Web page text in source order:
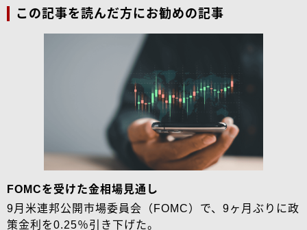
この記事を読んだ方にお勧めの記事
FOMCを受けた金相場見通し
9月米連邦公開市場委員会（FOMC）で、9ヶ月ぶりに政
策金利を0.25％引き下げた。